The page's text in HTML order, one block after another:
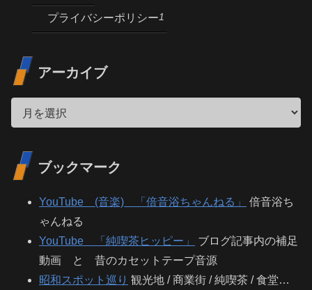
プライバシーポリシー1
アーカイブ
ブックマーク
YouTube (音楽) 「倍音浴ちゃんねる」
倍音浴ち
ゃんねる
YouTube 「純喫茶ヒッピー」
ブログ記事内の補足
動画 と 昔のカセットテープ音源
昭和スポット巡り 観光地 / 商業街 / 純喫茶 / 食堂…